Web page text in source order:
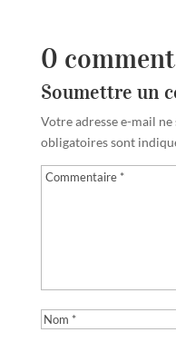
0
Soumettre un
Votre adresse e-mail ne
obligatoires sont